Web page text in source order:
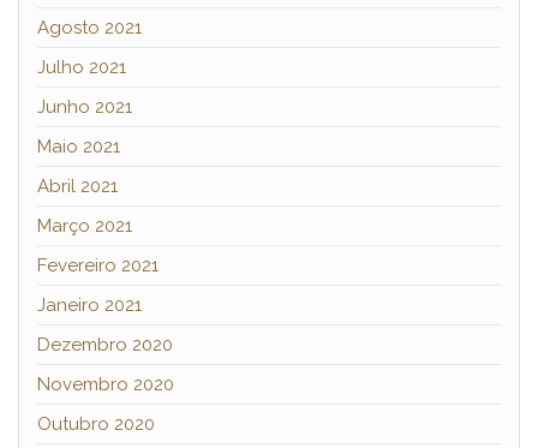
Agosto 2021
Julho 2021
Junho 2021
Maio 2021
Abril 2021
Março 2021
Fevereiro 2021
Janeiro 2021
Dezembro 2020
Novembro 2020
Outubro 2020